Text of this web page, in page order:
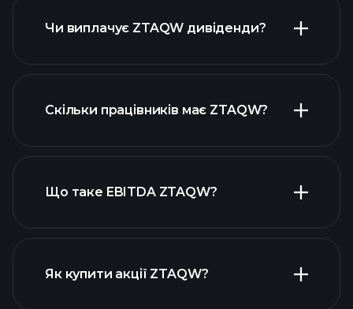
Чи виплачує ZTAQW дивіденди?
Скільки працівників має ZTAQW?
найбільших
Що таке EBITDA ZTAQW?
Як купити акції ZTAQW?